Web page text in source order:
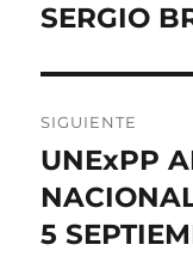
entradas
anterior:
SERGIO
SIGUIENTE
Entrada
siguiente:
UNExPP
5